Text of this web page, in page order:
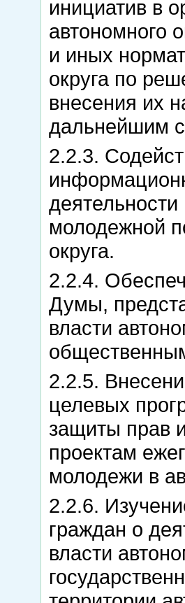
инициатив в
автономного
и иных
округа по
внесения их
дальнейшим
2.2.3.
деятельности
молодежной
округа.
2.2.4.
Думы,
власти
2.2.5.
целевых
защиты прав
проектам
молодежи в
2.2.6.
граждан о
власти